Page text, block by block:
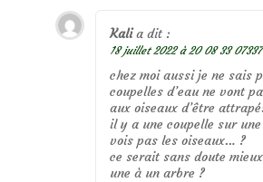
Kali a dit :
18 juillet 2022 à 20 08 33 07337
chez moi aussi je ne sais
coupelles d’eau ne vont
aux oiseaux d’être
il y a une coupelle sur
vois pas les oiseaux… ?
ce serait sans doute
une à un arbre ?